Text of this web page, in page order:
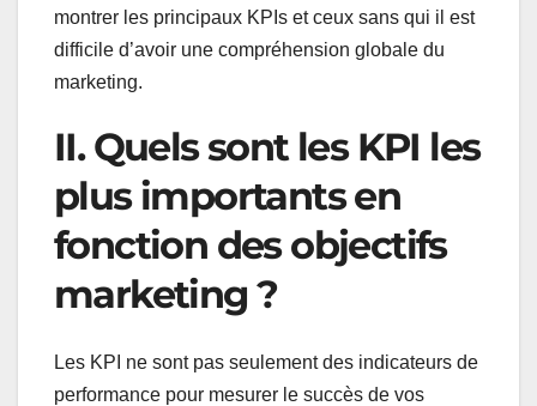
montrer les principaux KPIs et ceux sans qui il est
difficile d’avoir une compréhension globale du
marketing.
II. Quels sont les KPI les
plus importants en
fonction des objectifs
marketing ?
Les KPI ne sont pas seulement des indicateurs de
performance pour mesurer le succès de vos